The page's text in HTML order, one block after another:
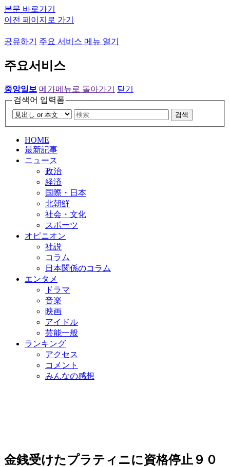
본문 바로가기
이전 페이지로 가기
공유하기 주요 서비스 메뉴 열기
주요서비스
중앙일보 메가메뉴로 돌아가기
닫기
검색어 입력폼
검색
HOME
最新記事
ニュース
政治
経済
国際・日本
北朝鮮
社会・文化
スポーツ
オピニオン
社説
コラム
日本関係のコラム
エンタメ
ドラマ
音楽
映画
アイドル
芸能一般
ランキング
アクセス
コメント
みんなの感想
金銭受けたプラティニに資格停止９０